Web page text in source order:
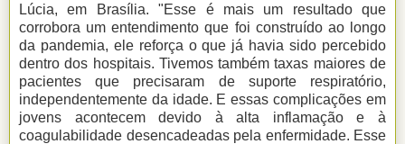
Lúcia, em Brasília. "Esse é mais um resultado que
corrobora um entendimento que foi construído ao longo
da pandemia, ele reforça o que já havia sido percebido
dentro dos hospitais. Tivemos também taxas maiores de
pacientes que precisaram de suporte respiratório,
independentemente da idade. E essas complicações em
jovens acontecem devido à alta inflamação e à
coagulabilidade desencadeadas pela enfermidade. Esse